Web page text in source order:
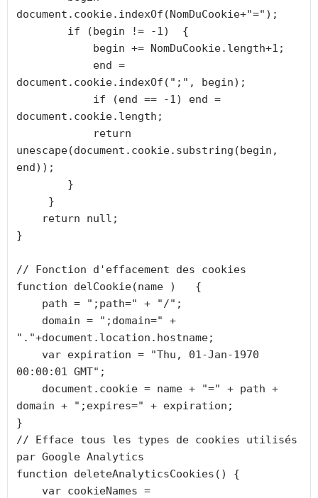
document.cookie.indexOf(NomDuCookie+"=");
document.cookie.indexOf(";", begin);
document.cookie.length;
unescape(document.cookie.substring(begin,
end));
}
// Fonction d'effacement des cookies
function delCookie(name )   {
"."+document.location.hostname;
00:00:01 GMT";
domain + ";expires=" + expiration;
}
// Efface tous les types de cookies utilisés
par Google Analytics
function deleteAnalyticsCookies() {